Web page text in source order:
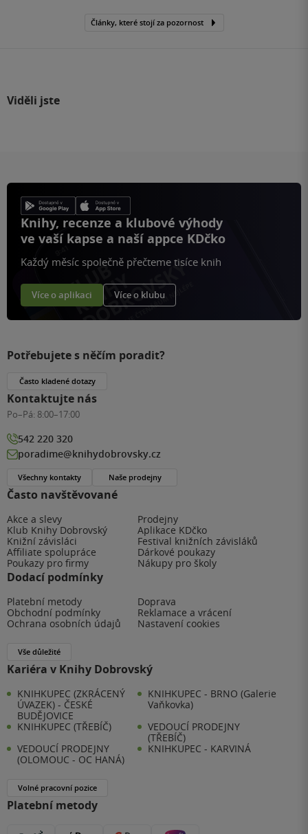
Články, které stojí za pozornost
Viděli jste
Knihy, recenze a klubové výhody
ve vaší kapse a naší appce KDčko
Každý měsíc společně přečteme tisíce knih
Více o aplikaci Více o klubu
Často navštěvované
Akce a slevy
Prodejny
Klub Knihy Dobrovský
Aplikace KDčko
Knižní závisláci
Festival knižních závisláků
Affiliate spolupráce
Dárkové poukazy
Poukazy pro firmy
Nákupy pro školy
Dodací podmínky
Platební metody
Doprava
Obchodní podmínky
Reklamace a vrácení
Ochrana osobních údajů
Nastavení cookies
Vše důležité
Kariéra v Knihy Dobrovský
KNIHKUPEC (ZKRÁCENÝ
ÚVAZEK) - ČESKÉ
BUDĚJOVICE
KNIHKUPEC - BRNO (Galerie
Vaňkovka)
KNIHKUPEC (TŘEBÍČ)
VEDOUCÍ PRODEJNY
(TŘEBÍČ)
VEDOUCÍ PRODEJNY
(OLOMOUC - OC HANÁ)
KNIHKUPEC - KARVINÁ
Volné pracovní pozice
Platební metody
Potřebujete s něčím poradit?
Často kladené dotazy
Kontaktujte nás
Po–Pá: 8:00–17:00
542 220 320
poradime@knihydobrovsky.cz
Všechny kontakty Naše prodejny